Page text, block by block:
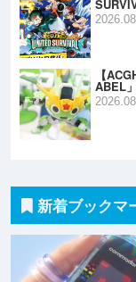
【
ABEL
新着ブックマ